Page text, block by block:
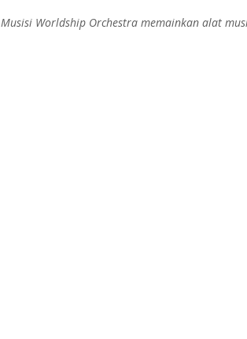
Musisi Worldship Orchestra memainkan alat